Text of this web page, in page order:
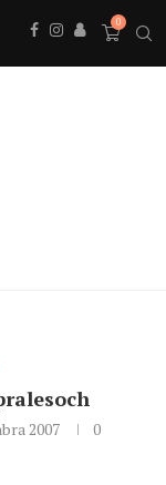
0
2007
0